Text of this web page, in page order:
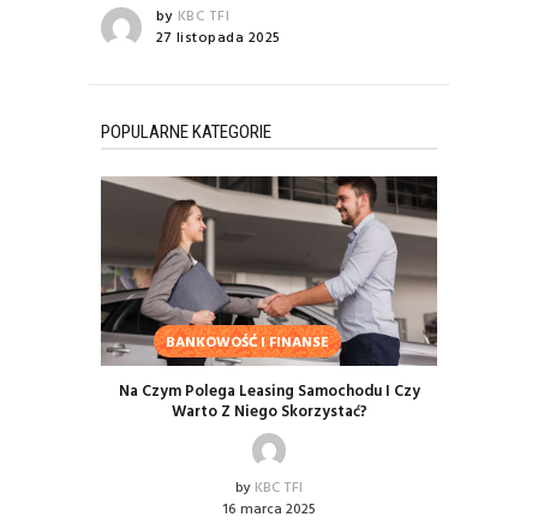
by KBC TFI
27 listopada 2025
POPULARNE KATEGORIE
BANKOWOŚĆ I FINANSE
Na Czym Polega Leasing Samochodu I Czy
Warto Z Niego Skorzystać?
by KBC TFI
16 marca 2025